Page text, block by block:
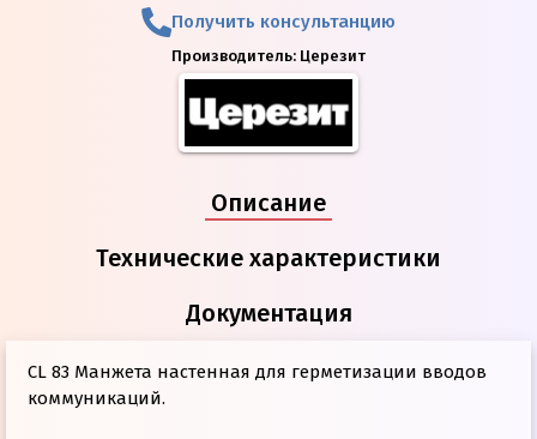
Получить консультанцию
Производитель: Церезит
Описание
Технические характеристики
Документация
CL 83 Манжета настенная для герметизации вводов
коммуникаций.